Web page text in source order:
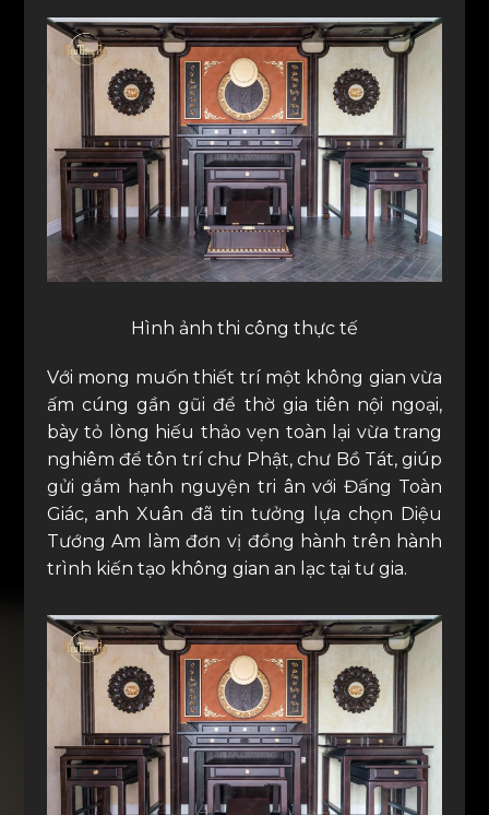
Hình ảnh thi công thực tế
Với mong muốn thiết trí một không gian vừa
ấm cúng gần gũi để thờ gia tiên nội ngoại,
bày tỏ lòng hiếu thảo vẹn toàn lại vừa trang
nghiêm để tôn trí chư Phật, chư Bồ Tát, giúp
gửi gắm hạnh nguyện tri ân với Đấng Toàn
Giác, anh Xuân đã tin tưởng lựa chọn Diệu
Tướng Am làm đơn vị đồng hành trên hành
trình kiến tạo không gian an lạc tại tư gia.